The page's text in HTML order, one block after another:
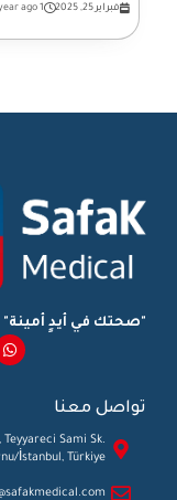
فبراير 25, 2025 1 year ago
"صحتك في أيدٍ أمينة"
تواصل معنا
Sami Sk.
İstanbul, Türkiye